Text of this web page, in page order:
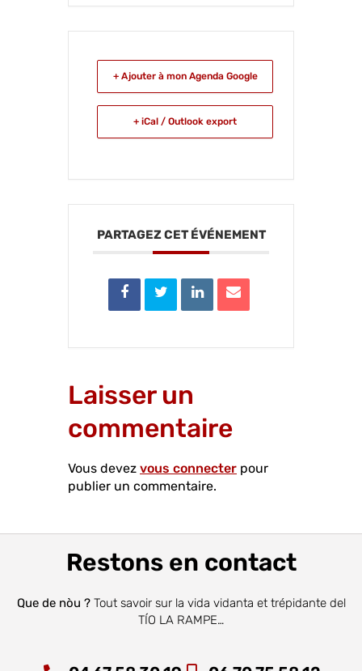
+ Ajouter à mon Agenda Google
+ iCal / Outlook export
PARTAGEZ CET ÉVÉNEMENT
Laisser un
commentaire
Vous devez vous connecter pour
publier un commentaire.
Restons en contact
Que de nòu ?Tout savoir sur la vida vidanta et trépidante del
TÍO LA RAMPE…